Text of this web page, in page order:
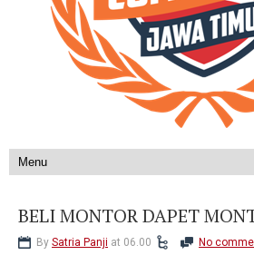
BELI MONTOR DAPET
By Satria Panji at 06.00 No